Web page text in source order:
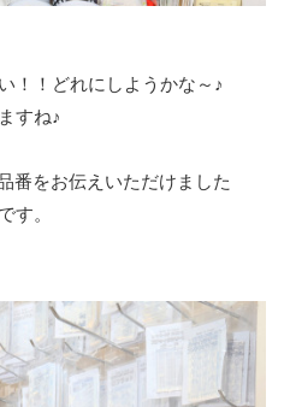
！！どれにしようかな～♪
すね♪
番をお伝えいただけました
す。